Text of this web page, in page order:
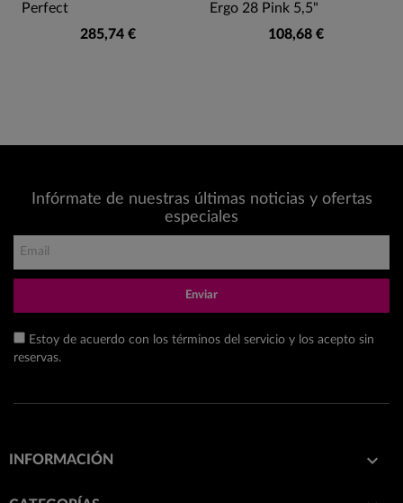
Perfect
285,74 €
Ergo 28 Pink 5,5"
108,68 €
Infórmate de nuestras últimas noticias y ofertas
especiales
Enviar
Estoy de acuerdo con los términos del servicio y los acepto sin
reservas.
INFORMACIÓN 